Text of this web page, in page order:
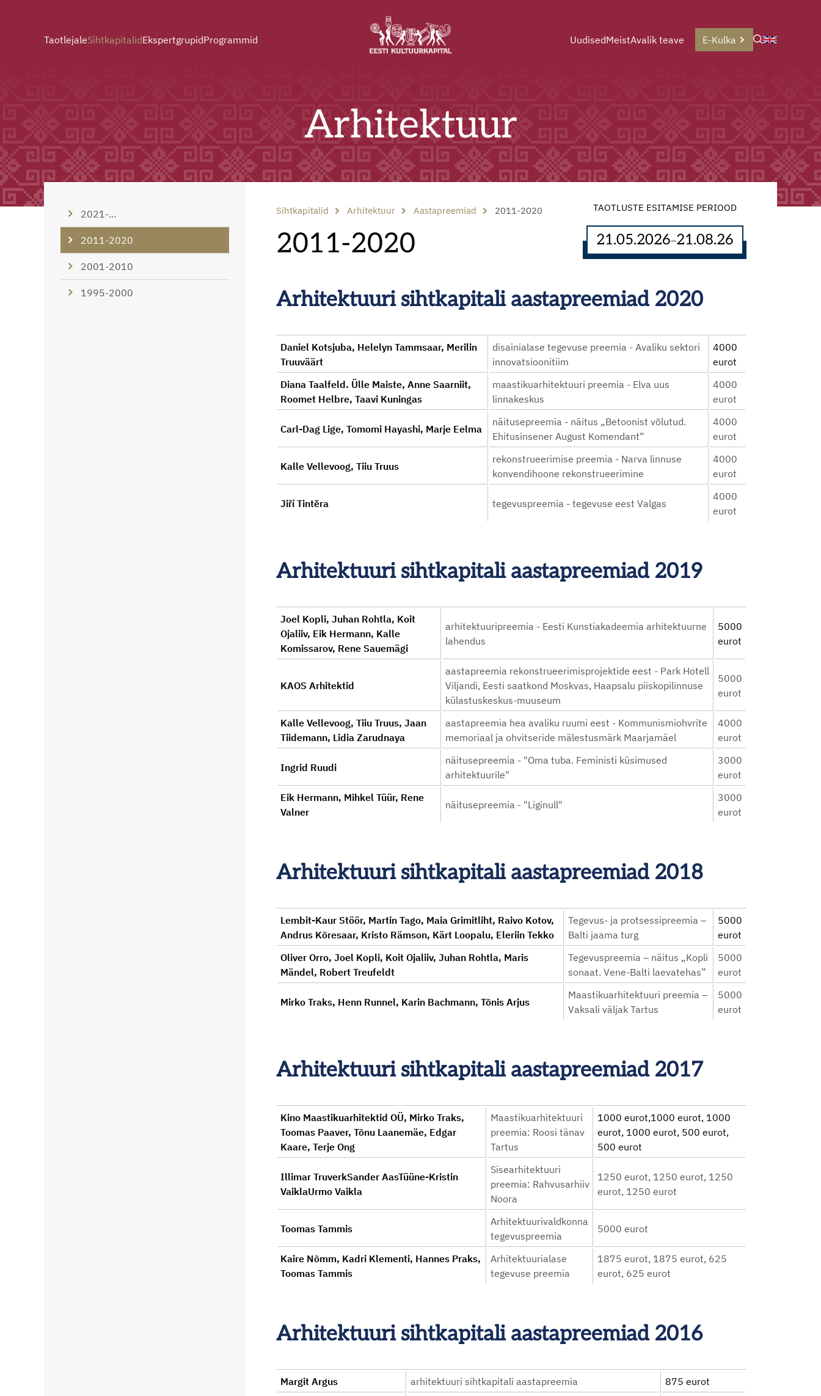
TaotlejaleSihtkapitalidEkspertgrupidProgrammid UudisedMeistAvalik teave E-Kulka
Arhitektuur
2021-...
2011-2020
2001-2010
1995-2000
Sihtkapitalid Arhitektuur Aastapreemiad 2011-2020
2011-2020
TAOTLUSTE ESITAMISE PERIOOD
21.05.2026–21.08.26
Arhitektuuri sihtkapitali aastapreemiad 2020
Daniel Kotsjuba, Helelyn Tammsaar, Merilin
Truuväärt
disainialase tegevuse preemia - Avaliku sektori
innovatsioonitiim
4000
eurot
Diana Taalfeld. Ülle Maiste, Anne Saarniit,
Roomet Helbre, Taavi Kuningas
maastikuarhitektuuri preemia - Elva uus
linnakeskus
4000
eurot
Carl-Dag Lige, Tomomi Hayashi, Marje Eelma
näitusepreemia - näitus „Betoonist võlutud.
Ehitusinsener August Komendant“
4000
eurot
Kalle Vellevoog, Tiiu Truus
rekonstrueerimise preemia - Narva linnuse
konvendihoone rekonstrueerimine
4000
eurot
Jiří Tintěra tegevuspreemia - tegevuse eest Valgas
4000
eurot
Arhitektuuri sihtkapitali aastapreemiad 2019
Joel Kopli, Juhan Rohtla, Koit
Ojaliiv, Eik Hermann, Kalle
Komissarov, Rene Sauemägi
arhitektuuripreemia - Eesti Kunstiakadeemia arhitektuurne
lahendus
5000
eurot
KAOS Arhitektid
aastapreemia rekonstrueerimisprojektide eest - Park Hotell
Viljandi, Eesti saatkond Moskvas, Haapsalu piiskopilinnuse
külastuskeskus-muuseum
5000
eurot
Kalle Vellevoog, Tiiu Truus, Jaan
Tiidemann, Lidia Zarudnaya
aastapreemia hea avaliku ruumi eest - Kommunismiohvrite
memoriaal ja ohvitseride mälestusmärk Maarjamäel
4000
eurot
Ingrid Ruudi
näitusepreemia - "Oma tuba. Feministi küsimused
arhitektuurile"
3000
eurot
Eik Hermann, Mihkel Tüür, Rene
Valner
näitusepreemia - "Liginull"
3000
eurot
Arhitektuuri sihtkapitali aastapreemiad 2018
Lembit-Kaur Stöör, Martin Tago, Maia Grimitliht, Raivo Kotov,
Andrus Kõresaar, Kristo Rämson, Kärt Loopalu, Eleriin Tekko
Tegevus- ja protsessipreemia –
Balti jaama turg
5000
eurot
Oliver Orro, Joel Kopli, Koit Ojaliiv, Juhan Rohtla, Maris
Mändel, Robert Treufeldt
Tegevuspreemia – näitus „Kopli
sonaat. Vene-Balti laevatehas”
5000
eurot
Mirko Traks, Henn Runnel, Karin Bachmann, Tõnis Arjus
Maastikuarhitektuuri preemia –
Vaksali väljak Tartus
5000
eurot
Arhitektuuri sihtkapitali aastapreemiad 2017
Kino Maastikuarhitektid OÜ, Mirko Traks,
Toomas Paaver, Tõnu Laanemäe, Edgar
Kaare, Terje Ong
Maastikuarhitektuuri
preemia: Roosi tänav
Tartus
1000 eurot,1000 eurot, 1000
eurot, 1000 eurot, 500 eurot,
500 eurot
Illimar TruverkSander AasTüüne-Kristin
VaiklaUrmo Vaikla
Sisearhitektuuri
preemia: Rahvusarhiiv
Noora
1250 eurot, 1250 eurot, 1250
eurot, 1250 eurot
Toomas Tammis
Arhitektuurivaldkonna
tegevuspreemia
5000 eurot
Kaire Nõmm, Kadri Klementi, Hannes Praks,
Toomas Tammis
Arhitektuurialase
tegevuse preemia
1875 eurot, 1875 eurot, 625
eurot, 625 eurot
Arhitektuuri sihtkapitali aastapreemiad 2016
Margit Argus arhitektuuri sihtkapitali aastapreemia
875 eurot